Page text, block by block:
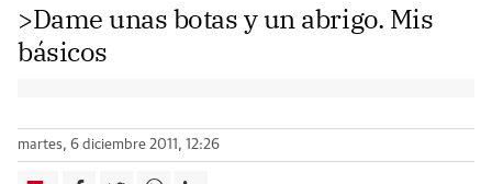
>Dame unas botas y un abrigo. Mis
básicos
martes, 6 diciembre 2011, 12:26